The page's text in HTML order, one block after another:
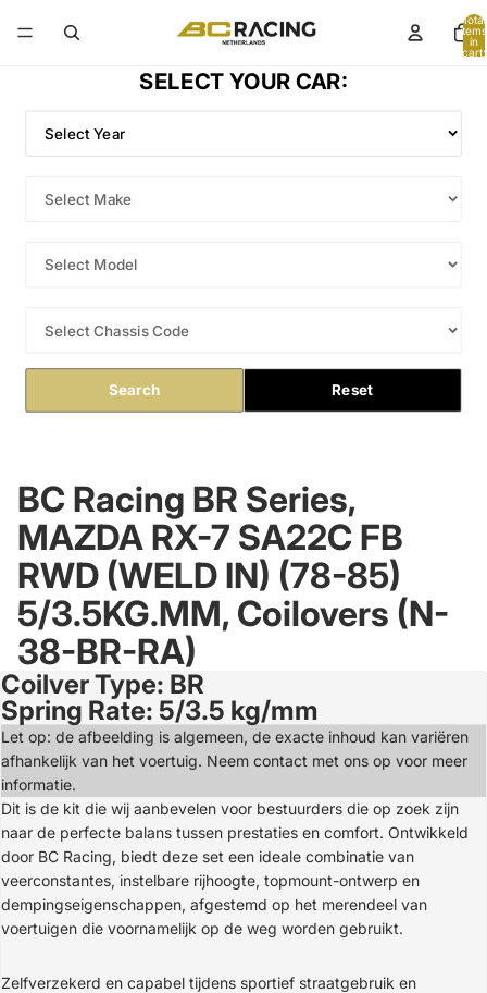
Total
items
in
cart:
SELECT YOUR CAR:
Search Reset
BC Racing BR Series,
MAZDA RX-7 SA22C FB
RWD (WELD IN) (78-85)
5/3.5KG.MM, Coilovers (N-
38-BR-RA)
Open
image
in
full
screen
Coilver Type: BR
Spring Rate: 5/3.5 kg/mm
Let op: de afbeelding is algemeen, de exacte inhoud kan variëren
afhankelijk van het voertuig. Neem contact met ons op voor meer
informatie.
Dit is de kit die wij aanbevelen voor bestuurders die op zoek zijn
naar de perfecte balans tussen prestaties en comfort. Ontwikkeld
door BC Racing, biedt deze set een ideale combinatie van
veerconstantes, instelbare rijhoogte, topmount-ontwerp en
dempingseigenschappen, afgestemd op het merendeel van
voertuigen die voornamelijk op de weg worden gebruikt.
Zelfverzekerd en capabel tijdens sportief straatgebruik en